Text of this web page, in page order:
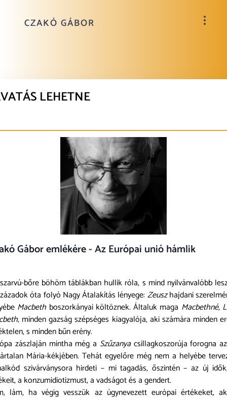
CZAKÓ GÁBOR
LEHETNE
Gábor emlékére - Az Európai unió hámlik
bőre böhöm táblákban hullik róla, s mind nyilvánvalóbb
óta folyó Nagy Átalakítás lényege: Zeuszhajdani
Macbeth boszorkányai költöznek. Általuk maga Macbethné,
, minden gazság szépséges kiagyalója, aki számára minden
s minden bűn erény.
zászlaján mintha még a Szűzanyacsillagkoszorúja forogna
Mária-kékjében. Tehát egyelőre még nem a helyébe
szivárványsora hirdeti – mi tagadás, őszintén – az új
a konzumidiotizmust, a vadságot és a gendert.
lám, ha végig vesszük az úgynevezett európai értékeket,